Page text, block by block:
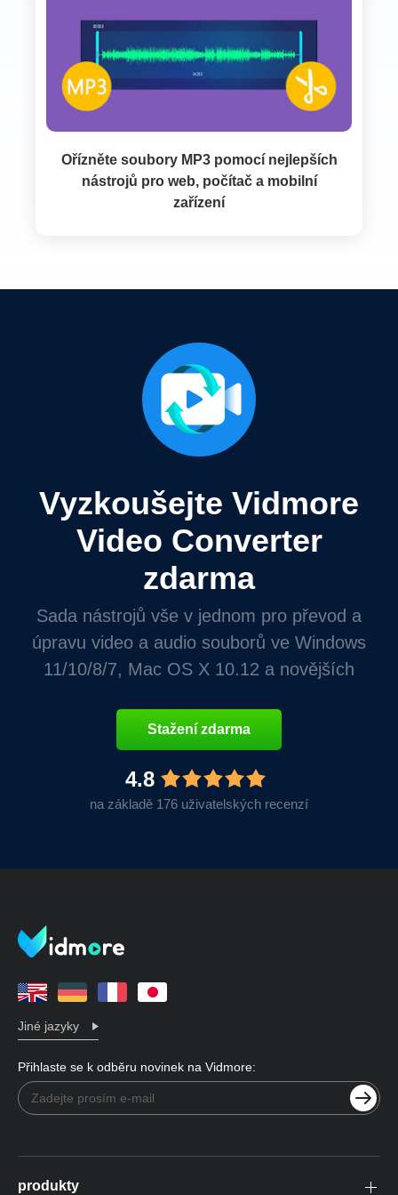
Ořízněte soubory MP3 pomocí nejlepších
nástrojů pro web, počítač a mobilní
zařízení
Vyzkoušejte Vidmore
Video Converter
zdarma
Sada nástrojů vše v jednom pro převod a
úpravu video a audio souborů ve Windows
11/10/8/7, Mac OS X 10.12 a novějších
Stažení zdarma
4.8
na základě 176 uživatelských recenzí
Jiné jazyky
Přihlaste se k odběru novinek na Vidmore:
produkty